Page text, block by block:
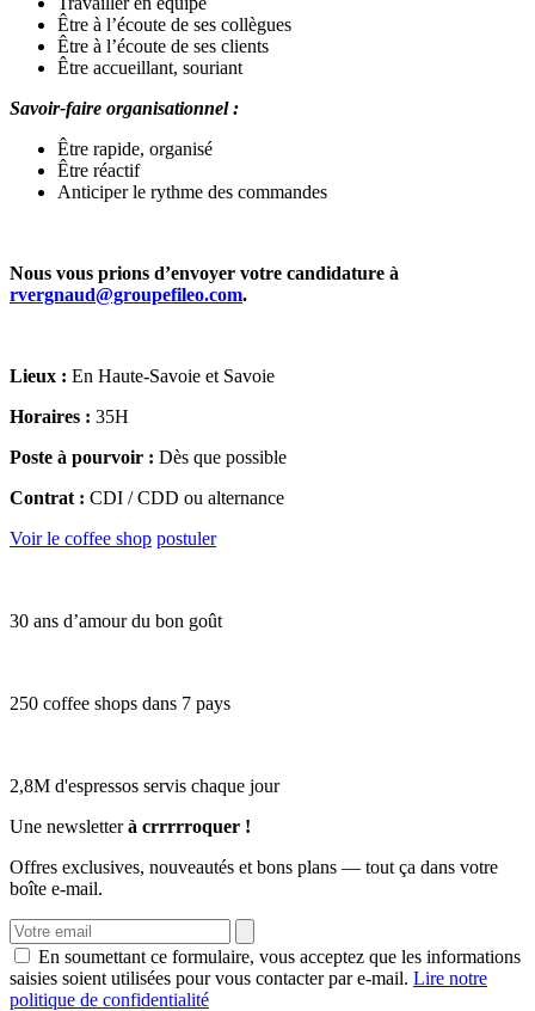
Être à l’écoute de ses collègues
Être à l’écoute de ses clients
Être accueillant, souriant
Savoir-faire organisationnel :
Être rapide, organisé
Être réactif
Anticiper le rythme des commandes
Nous vous prions d’envoyer votre candidature à
rvergnaud@groupefileo.com.
Lieux : En Haute-Savoie et Savoie
Horaires : 35H
Poste à pourvoir : Dès que possible
Contrat : CDI / CDD ou alternance
Voir le coffee shop postuler
30 ans d’amour du bon goût
250 coffee shops dans 7 pays
2,8M d'espressos servis chaque jour
Une newsletterà crrrrroquer !
Offres exclusives, nouveautés et bons plans — tout ça dans votre
boîte e-mail.
En soumettant ce formulaire, vous acceptez que les informations
saisies soient utilisées pour vous contacter par e-mail. Lire notre
politique de confidentialité